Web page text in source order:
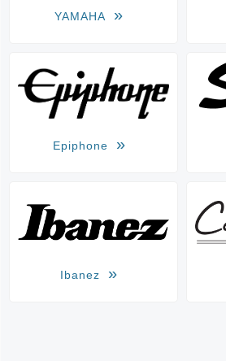
YAMAHA
Epiphone
Ibanez